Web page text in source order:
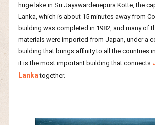
huge lake in Sri Jayawardenepura Kotte, the
Lanka, which is about 15 minutes away from
building was completed in 1982, and many of
materials were imported from Japan, under a
building that brings affinity to all the countries
it is the most important building that connects
Lanka together.